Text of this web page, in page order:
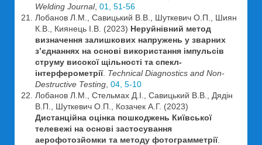
Welding Journal, 01, 51-56
Лобанов Л.М., Савицький В.В., Шуткевич О.П., Шиян
К.В., Киянець І.В. (2023) Неруйнівний метод
визначення залишкових напружень у зварних
з’єднаннях на основі використання імпульсів
струму високої щільності та спекл-
інтерферометрії. Technical Diagnostics and Non-
Destructive Testing 04, 5-10
Лобанов Л.М., Стельмах Д.І., Савицький В.В., Дядін
В.П., Шуткевич О.П., Козачек А.Г. (2023)
Дистанційна оцінка пошкоджень Київської
телевежі на основі застосування
аерофотозйомки та методу фотограмметрії.